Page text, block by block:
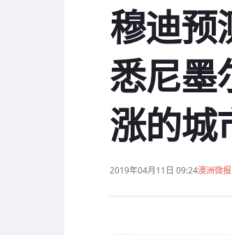
穆迪预
悉尼墨
涨的城
2019年04月11日 09:24澳洲微报